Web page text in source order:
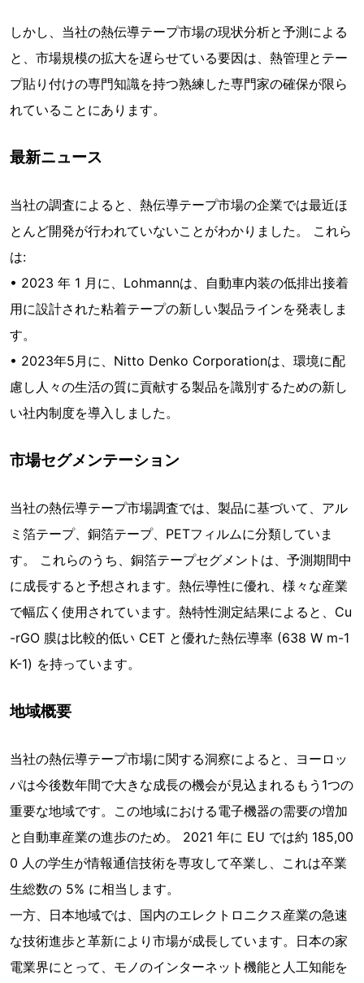
しかし、当社の熱伝導テープ市場の現状分析と予測による
と、市場規模の拡大を遅らせている要因は、熱管理とテー
プ貼り付けの専門知識を持つ熟練した専門家の確保が限ら
れていることにあります。
最新ニュース
当社の調査によると、熱伝導テープ市場の企業では最近ほ
とんど開発が行われていないことがわかりました。 これら
は:
• 2023 年 1 月に、Lohmannは、自動車内装の低排出接着
用に設計された粘着テープの新しい製品ラインを発表しま
す。
• 2023年5月に、Nitto Denko Corporationは、環境に配
慮し人々の生活の質に貢献する製品を識別するための新し
い社内制度を導入しました。
市場セグメンテーション
当社の熱伝導テープ市場調査では、製品に基づいて、アル
ミ箔テープ、銅箔テープ、PETフィルムに分類していま
す。 これらのうち、銅箔テープセグメントは、予測期間中
に成長すると予想されます。熱伝導性に優れ、様々な産業
で幅広く使用されています。熱特性測定結果によると、Cu
-rGO 膜は比較的低い CET と優れた熱伝導率 (638 W m-1
K-1) を持っています。
地域概要
当社の熱伝導テープ市場に関する洞察によると、ヨーロッ
パは今後数年間で大きな成長の機会が見込まれるもう1つの
重要な地域です。この地域における電子機器の需要の増加
と自動車産業の進歩のため。 2021 年に EU では約 185,00
0 人の学生が情報通信技術を専攻して卒業し、これは卒業
生総数の 5% に相当します。
一方、日本地域では、国内のエレクトロニクス産業の急速
な技術進歩と革新により市場が成長しています。日本の家
電業界にとって、モノのインターネット機能と人工知能を